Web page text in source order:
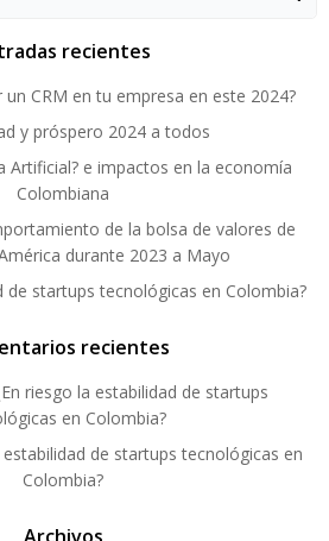
recientes
CRM en tu empresa en este 2024?
y próspero 2024 a todos
Artificial? e impactos en la economía
Colombiana
de la bolsa de valores de
durante 2023 a Mayo
de startups tecnológicas en Colombia?
recientes
riesgo la estabilidad de startups
en Colombia?
estabilidad de startups tecnológicas en
Colombia?